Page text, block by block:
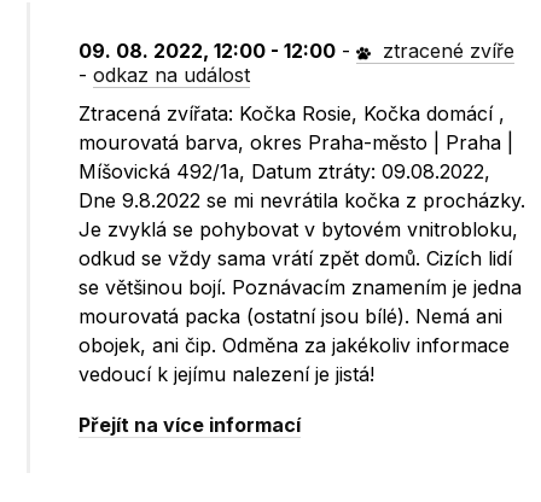
09. 08. 2022, 12:00 - 12:00 -
ztracené zvíře
-odkaz na událost
Ztracená zvířata: Kočka Rosie, Kočka domácí ,
mourovatá barva, okres Praha-město | Praha |
Míšovická 492/1a, Datum ztráty: 09.08.2022,
Dne 9.8.2022 se mi nevrátila kočka z procházky.
Je zvyklá se pohybovat v bytovém vnitrobloku,
odkud se vždy sama vrátí zpět domů. Cizích lidí
se většinou bojí. Poznávacím znamením je jedna
mourovatá packa (ostatní jsou bílé). Nemá ani
obojek, ani čip. Odměna za jakékoliv informace
vedoucí k jejímu nalezení je jistá!
Přejít na více informací